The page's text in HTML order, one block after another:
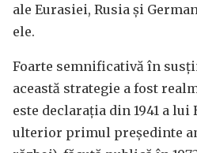
ale Eurasiei, Rusia și
ele.
Foarte semnificativă în
această strategie a fost
este declarația din 1941 a
ulterior primul președinte